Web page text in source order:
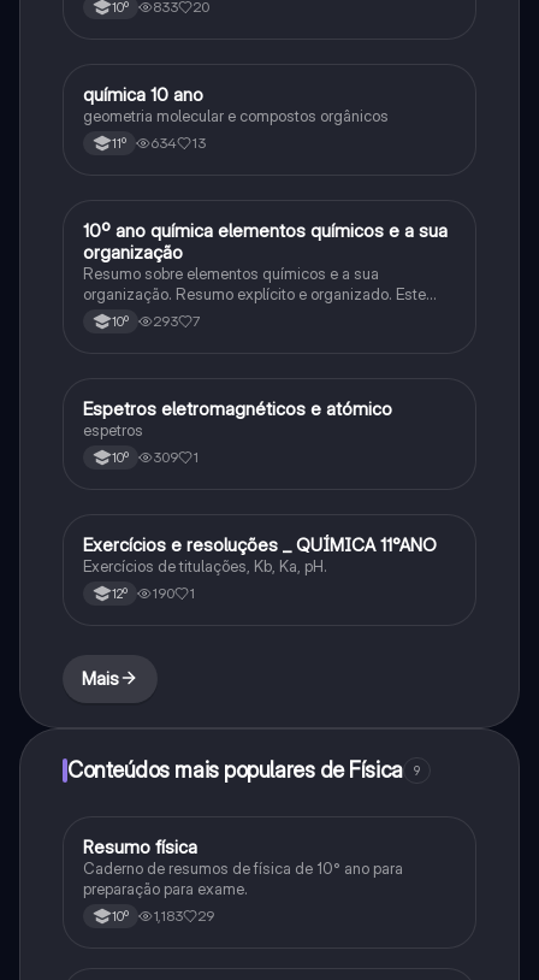
10º 833 20
Química
química 10 ano
geometria molecular e compostos orgânicos
11º 634 13
Química
10º ano química elementos químicos e a sua
organização
Resumo sobre elementos químicos e a sua
organização. Resumo explícito e organizado. Este
resumo inclui toda a matéria essencial para perceber
tudo. Espero que goste!
10º 293 7
Química
Espetros eletromagnéticos e atómico
espetros
10º 309 1
Química
Exercícios e resoluções _ QUÍMICA 11°ANO
Exercícios de titulações, Kb, Ka, pH.
12º 190 1
Mais
Conteúdos mais populares de Física 9
Física
Resumo física
Caderno de resumos de física de 10° ano para
preparação para exame.
10º 1,183 29